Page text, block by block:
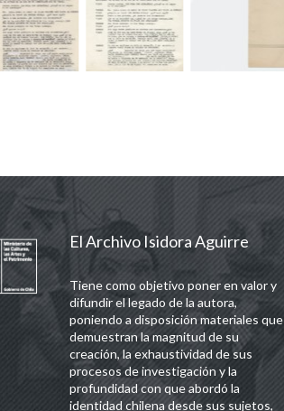
El Archivo Isidora Aguirre
Tiene como objetivo poner en valor y
difundir el legado de la autora,
poniendo a disposición materiales que
demuestran la magnitud de su
creación, la exhaustividad de sus
procesos de investigación y la
profundidad con que abordó la
identidad chilena desde sus sujetos,